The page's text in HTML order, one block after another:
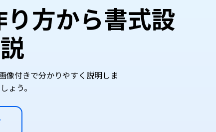
· USBデータ復元
· ゴミ箱復元
· ファイル復元
· エクセル復元
· 写真復元
· 動画復元
真修復
ァイル修復
声修復
· シネマ風AI画像プロンプト
· アニメ実写化プロンプト
ードディスクをクローン
· 重複検索（Mac）
· Cドライブを拡張
· ディスク容量を解放
MBRをGPTに変換
· Macストレージを整理
方から書式設
像付きで分かりやすく説明しま
ょう。